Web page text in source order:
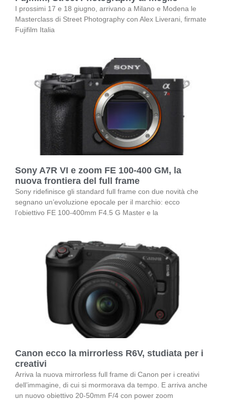
I prossimi 17 e 18 giugno, arrivano a Milano e Modena le
Masterclass di Street Photography con Alex Liverani, firmate
Fujifilm Italia
Sony A7R VI e zoom FE 100-400 GM, la
nuova frontiera del full frame
Sony ridefinisce gli standard full frame con due novità che
segnano un’evoluzione epocale per il marchio: ecco
l’obiettivo FE 100-400mm F4.5 G Master e la
Canon ecco la mirrorless R6V, studiata per i
creativi
Arriva la nuova mirrorless full frame di Canon per i creativi
dell’immagine, di cui si mormorava da tempo. E arriva anche
un nuovo obiettivo 20-50mm F/4 con power zoom